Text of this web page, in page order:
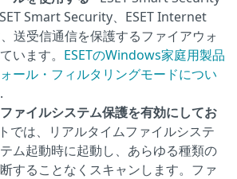
Smart Security、ESET Internet
送受信通信を保護するファイアウォ
います。 ESETのWindows家庭用製品
ール・フィルタリングモードについ
.
ァイルシステム保護を有効にしてお
では、リアルタイムファイルシステ
ム起動時に起動し、あらゆる種類の
することなくスキャンします。ファ